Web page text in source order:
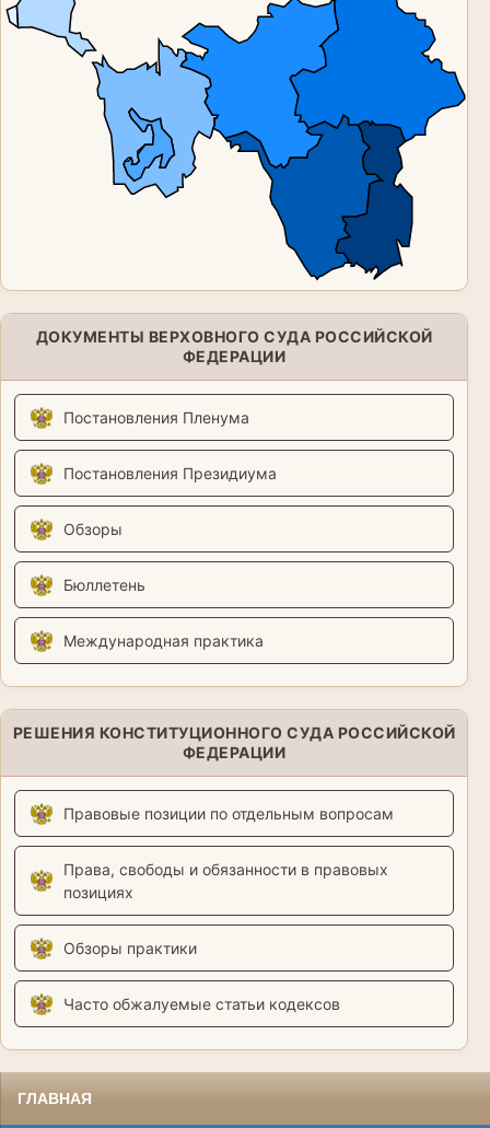
ДОКУМЕНТЫ ВЕРХОВНОГО СУДА РОССИЙСКОЙ
ФЕДЕРАЦИИ
Постановления Пленума
Постановления Президиума
Обзоры
Бюллетень
Международная практика
РЕШЕНИЯ КОНСТИТУЦИОННОГО СУДА РОССИЙСКОЙ
ФЕДЕРАЦИИ
Правовые позиции по отдельным вопросам
Права, свободы и обязанности в правовых
позициях
Обзоры практики
Часто обжалуемые статьи кодексов
ГЛАВНАЯ